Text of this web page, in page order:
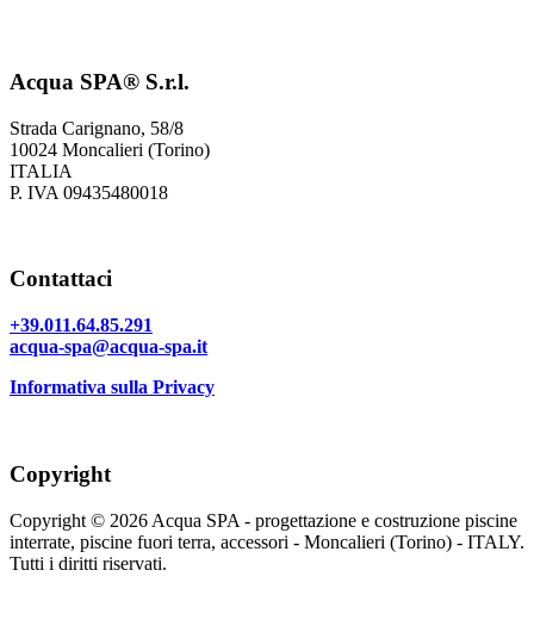
Acqua SPA® S.r.l.
Strada Carignano, 58/8
10024 Moncalieri (Torino)
ITALIA
P. IVA 09435480018
Contattaci
+39.011.64.85.291
acqua-spa@acqua-spa.it
Informativa sulla Privacy
Copyright
Copyright © 2026 Acqua SPA - progettazione e costruzione piscine
interrate, piscine fuori terra, accessori - Moncalieri (Torino) - ITALY.
Tutti i diritti riservati.